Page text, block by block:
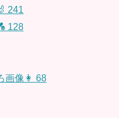
241
128
画像👩 68